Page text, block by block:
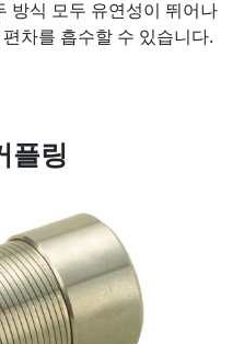
방식 모두 유연성이 뛰어나
차를 흡수할 수 있습니다.
플링